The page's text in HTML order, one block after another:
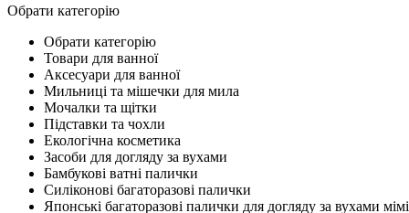
Обрати категорію
Обрати категорію
Товари для ванної
Аксесуари для ванної
Мильниці та мішечки для мила
Мочалки та щітки
Підставки та чохли
Екологічна косметика
Засоби для догляду за вухами
Бамбукові ватні палички
Силіконові багаторазові палички
Японські багаторазові палички для догляду за вухами